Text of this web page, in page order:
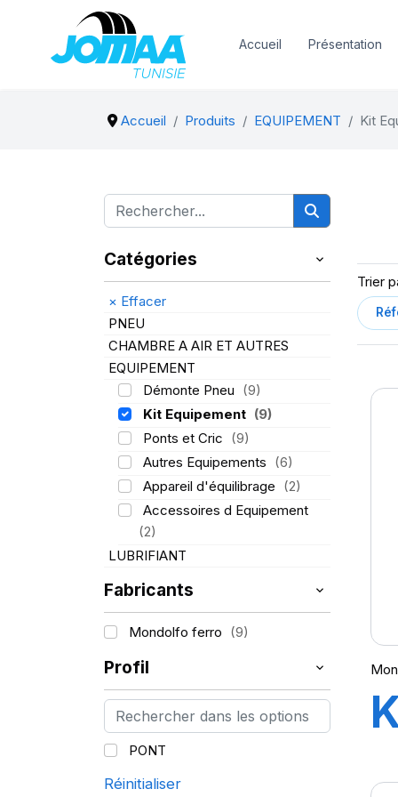
Accueil Présentation
Accueil Produits EQUIPEMENT Kit
Catégories
× Effacer
PNEU
CHAMBRE A AIR ET AUTRES
EQUIPEMENT
Démonte Pneu (9)
Kit Equipement (9)
Ponts et Cric (9)
Autres Equipements (6)
Appareil d'équilibrage (2)
Accessoires d Equipement
(2)
LUBRIFIANT
Fabricants
Mondolfo ferro (9)
Profil
PONT
Réinitialiser
Trier